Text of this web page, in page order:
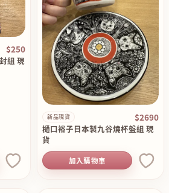
$250
組 現
新品現貨 $2690
樋口裕子日本製九谷燒杯盤組 現
貨
加入購物車